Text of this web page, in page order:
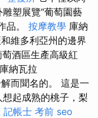
塑展覽“葡萄園藝
品。 按摩教學 庫納
維多利亞州的邊界
萄酒區生產高級紅
庫納瓦拉
而聞名的。 這是一
起成熟的桃子，梨
記帳士 考前 seo